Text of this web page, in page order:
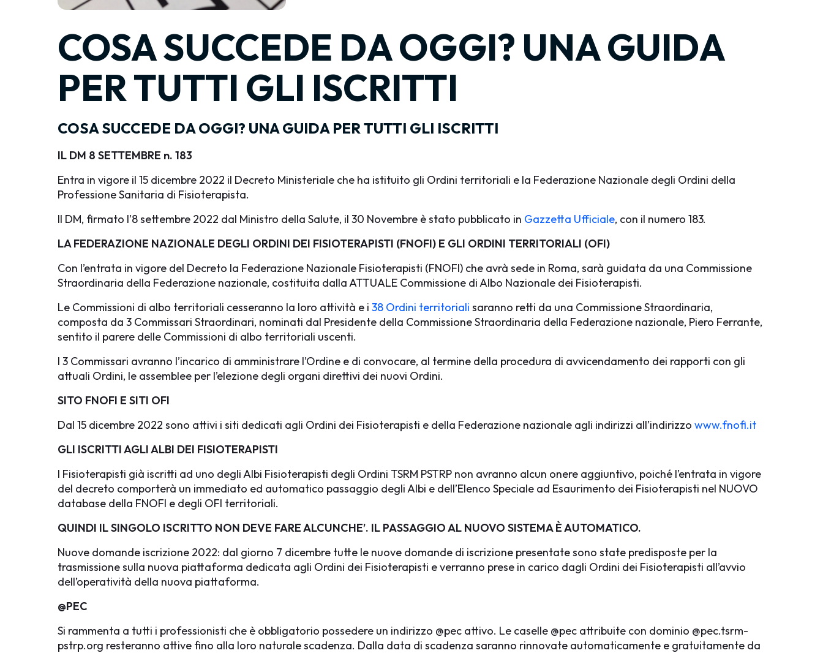
COSA SUCCEDE DA OGGI? UNA GUIDA
PER TUTTI GLI ISCRITTI
COSA SUCCEDE DA OGGI? UNA GUIDA PER TUTTI GLI ISCRITTI
IL DM 8 SETTEMBRE n. 183
Entra in vigore il 15 dicembre 2022 il Decreto Ministeriale che ha istituito gli Ordini territoriali e la Federazione Nazionale degli Ordini della
Professione Sanitaria di Fisioterapista.
Il DM, firmato l’8 settembre 2022 dal Ministro della Salute, il 30 Novembre è stato pubblicato in Gazzetta Ufficiale, con il numero 183.
LA FEDERAZIONE NAZIONALE DEGLI ORDINI DEI FISIOTERAPISTI (FNOFI) E GLI ORDINI TERRITORIALI (OFI)
Con l’entrata in vigore del Decreto la Federazione Nazionale Fisioterapisti (FNOFI) che avrà sede in Roma, sarà guidata da una Commissione
Straordinaria della Federazione nazionale, costituita dalla ATTUALE Commissione di Albo Nazionale dei Fisioterapisti.
Le Commissioni di albo territoriali cesseranno la loro attività e i38 Ordini territoriali saranno retti da una Commissione Straordinaria,
composta da 3 Commissari Straordinari, nominati dal Presidente della Commissione Straordinaria della Federazione nazionale, Piero Ferrante,
sentito il parere delle Commissioni di albo territoriali uscenti.
I 3 Commissari avranno l’incarico di amministrare l’Ordine e di convocare, al termine della procedura di avvicendamento dei rapporti con gli
attuali Ordini, le assemblee per l’elezione degli organi direttivi dei nuovi Ordini.
SITO FNOFI E SITI OFI
Dal 15 dicembre 2022 sono attivi i siti dedicati agli Ordini dei Fisioterapisti e della Federazione nazionale agli indirizzi all’indirizzowww.fnofi.it
GLI ISCRITTI AGLI ALBI DEI FISIOTERAPISTI
I Fisioterapisti già iscritti ad uno degli Albi Fisioterapisti degli Ordini TSRM PSTRP non avranno alcun onere aggiuntivo, poiché l’entrata in vigore
del decreto comporterà un immediato ed automatico passaggio degli Albi e dell’Elenco Speciale ad Esaurimento dei Fisioterapisti nel NUOVO
database della FNOFI e degli OFI territoriali.
QUINDI IL SINGOLO ISCRITTO NON DEVE FARE ALCUNCHE’. IL PASSAGGIO AL NUOVO SISTEMA È AUTOMATICO.
Nuove domande iscrizione 2022: dal giorno 7 dicembre tutte le nuove domande di iscrizione presentate sono state predisposte per la
trasmissione sulla nuova piattaforma dedicata agli Ordini dei Fisioterapisti e verranno prese in carico dagli Ordini dei Fisioterapisti all’avvio
dell’operatività della nuova piattaforma.
@PEC
Si rammenta a tutti i professionisti che è obbligatorio possedere un indirizzo @pec attivo. Le caselle @pec attribuite con dominio @pec.tsrm-
pstrp.org resteranno attive fino alla loro naturale scadenza. Dalla data di scadenza saranno rinnovate automaticamente e gratuitamente da